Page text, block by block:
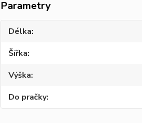
Parametry
Délka
Šířka
Výška
Do pračky